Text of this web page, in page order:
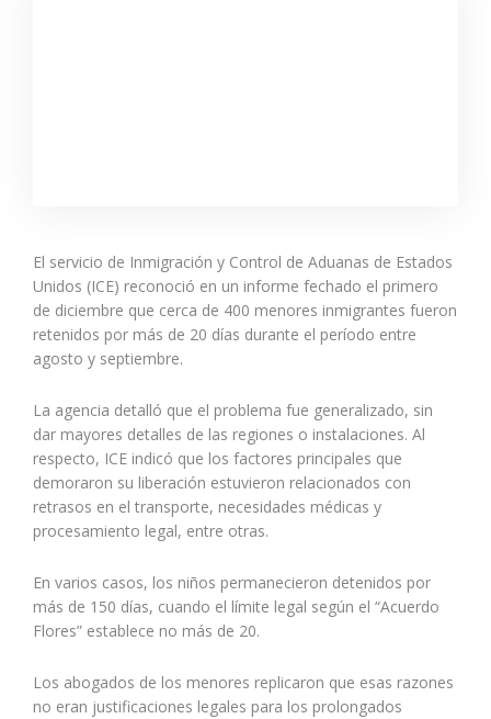
El servicio de Inmigración y Control de Aduanas de Estados
Unidos (ICE) reconoció en un informe fechado el primero
de diciembre que cerca de 400 menores inmigrantes fueron
retenidos por más de 20 días durante el período entre
agosto y septiembre.
La agencia detalló que el problema fue generalizado, sin
dar mayores detalles de las regiones o instalaciones. Al
respecto, ICE indicó que los factores principales que
demoraron su liberación estuvieron relacionados con
retrasos en el transporte, necesidades médicas y
procesamiento legal, entre otras.
En varios casos, los niños permanecieron detenidos por
más de 150 días, cuando el límite legal según el “Acuerdo
Flores” establece no más de 20.
Los abogados de los menores replicaron que esas razones
no eran justificaciones legales para los prolongados